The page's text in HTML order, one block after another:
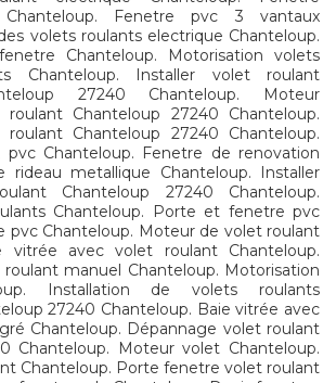
Chanteloup. Fenetre pvc 3 vantaux
volets roulants electrique Chanteloup.
Chanteloup. Motorisation volets
Chanteloup. Installer volet roulant
27240 Chanteloup. Moteur
Chanteloup 27240 Chanteloup.
roulant Chanteloup 27240 Chanteloup.
pvc Chanteloup. Fenetre de renovation
rideau metallique Chanteloup. Installer
Chanteloup 27240 Chanteloup.
Chanteloup. Porte et fenetre pvc
pvc Chanteloup. Moteur de volet roulant
vitrée avec volet roulant Chanteloup.
manuel Chanteloup. Motorisation
Installation de volets roulants
27240 Chanteloup. Baie vitrée avec
Chanteloup. Dépannage volet roulant
Chanteloup. Moteur volet Chanteloup.
Chanteloup. Porte fenetre volet roulant